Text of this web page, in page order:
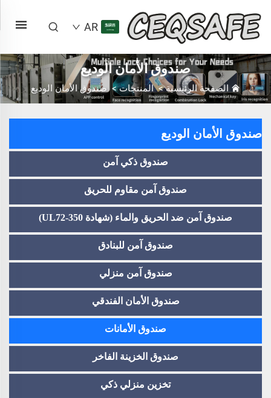
AR
صندوق الأمان الوديع
الصفحة الرئيسية>المنتجات>صندوق الأمان الوديع
صندوق الأمان الوديع
صندوق ذكي آمن
صندوق آمن مقاوم للحريق
صندوق آمن ضد الحريق والماء (شهادة UL72-350)
صندوق آمن للبنادق
صندوق آمن منزلي
صندوق الأمان الفندقي
صندوق الأمانات
صندوق الخزينة الفاخر
تخزين منزلي ذكي